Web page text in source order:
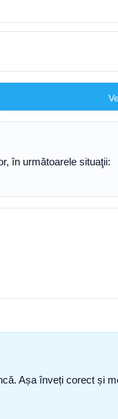
în următoarele situaţii:
Așa înveți corect și